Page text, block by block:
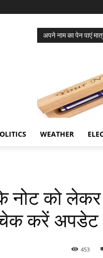
अपने नाम का पेन पाएं
WEATHER
नोट को लेकर
चेक करें अपडेट
453